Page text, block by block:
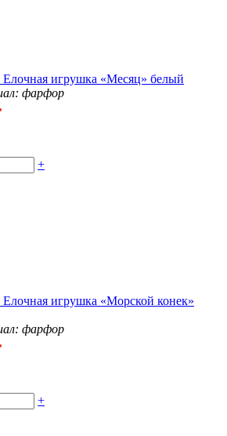
Елочная игрушка «Месяц» белый
фарфор
+
Елочная игрушка «Морской конек»
фарфор
+